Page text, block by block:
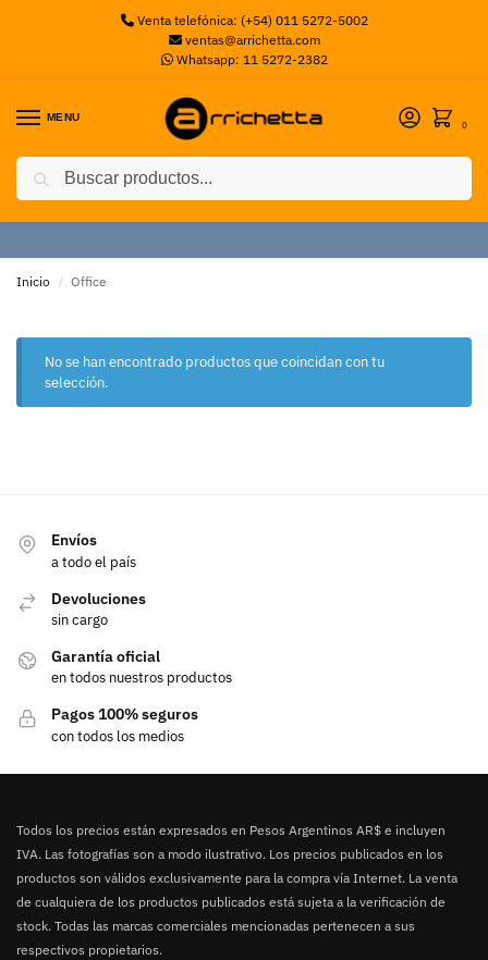
Venta telefónica: (+54) 011 5272-5002
ventas@arrichetta.com
Whatsapp: 11 5272-2382
MENU
0
Office
Inicio / Office
No se han encontrado productos que coincidan con tu
selección.
Envíos
a todo el país
Devoluciones
sin cargo
Garantía oficial
en todos nuestros productos
Pagos 100% seguros
con todos los medios
Todos los precios están expresados en Pesos Argentinos AR$ e incluyen
IVA. Las fotografías son a modo ilustrativo. Los precios publicados en los
productos son válidos exclusivamente para la compra vía Internet. La venta
de cualquiera de los productos publicados está sujeta a la verificación de
stock. Todas las marcas comerciales mencionadas pertenecen a sus
respectivos propietarios.